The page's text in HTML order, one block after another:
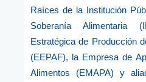
Raíces de la Institución
Soberanía Alimentaria
Estratégica de Producción
(EEPAF), la Empresa de
Alimentos (EMAPA) y